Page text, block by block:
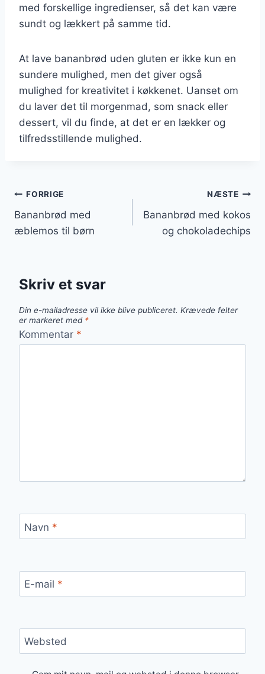
med forskellige ingredienser, så det kan være
sundt og lækkert på samme tid.
At lave bananbrød uden gluten er ikke kun en
sundere mulighed, men det giver også
mulighed for kreativitet i køkkenet. Uanset om
du laver det til morgenmad, som snack eller
dessert, vil du finde, at det er en lækker og
tilfredsstillende mulighed.
Indlægsnavigation
FORRIGE
Bananbrød med
æblemos til børn
NÆSTE
Bananbrød med kokos
og chokoladechips
Skriv et svar
Din e-mailadresse vil ikke blive publiceret. Krævede felter
er markeret med *
Kommentar *
Navn *
E-mail *
Websted